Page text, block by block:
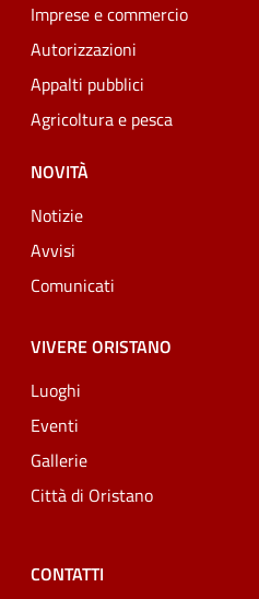
Imprese e commercio
Autorizzazioni
Appalti pubblici
Agricoltura e pesca
NOVITÀ
Notizie
Avvisi
Comunicati
VIVERE ORISTANO
Luoghi
Eventi
Gallerie
Città di Oristano
CONTATTI